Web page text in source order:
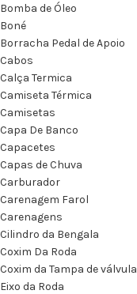
Bomba de Óleo
Boné
Borracha Pedal de Apoio
Cabos
Calça Termica
Camiseta Térmica
Camisetas
Capa De Banco
Capacetes
Capas de Chuva
Carburador
Carenagem Farol
Carenagens
Cilindro da Bengala
Coxim Da Roda
Coxim da Tampa de válvula
Eixo da Roda